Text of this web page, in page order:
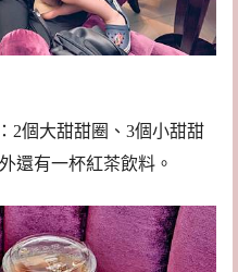
2個大甜甜圈、3個小甜甜
還有一杯紅茶飲料。